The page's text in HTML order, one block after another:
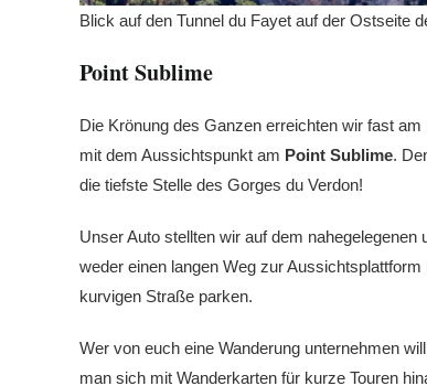
Blick auf den Tunnel du Fayet auf der Ostseite
Point Sublime
Die Krönung des Ganzen erreichten wir fast
mit dem Aussichtspunkt am Point Sublime.
die tiefste Stelle des Gorges du Verdon!
Unser Auto stellten wir auf dem
weder einen langen Weg zur
kurvigen Straße parken.
Wer von euch eine Wanderung unternehmen
man sich mit Wanderkarten für kurze Touren